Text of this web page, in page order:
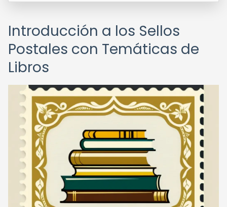
Introducción a los Sellos
Postales con Temáticas de
Libros